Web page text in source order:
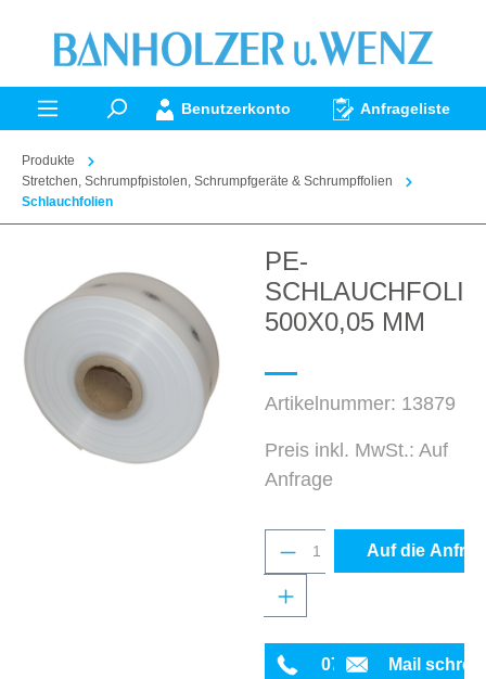
springen
Benutzerkonto Anfrageliste
Produkte
Stretchen, Schrumpfpistolen, Schrumpfgeräte & Schrumpffolien
Schlauchfolien
PE-
SCHLAUCHFOLIE
500X0,05 MM
Artikelnummer: 13879
Preis inkl. MwSt.: Auf
Anfrage
Produkt Anzahl:
Auf die
0711 342934-0
Mail